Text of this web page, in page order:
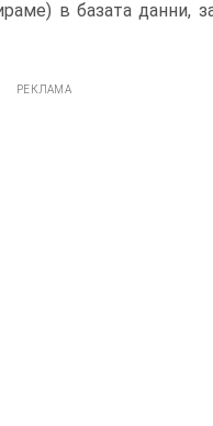
в базата данни,
РЕКЛАМА